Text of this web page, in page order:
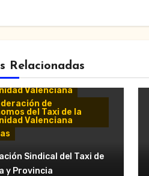
Relacionadas
y notas de
Valenciana
de
del Taxi de la
Valenciana
de Alicante
su desánimo tras
Sindical del Taxi de
y Provincia